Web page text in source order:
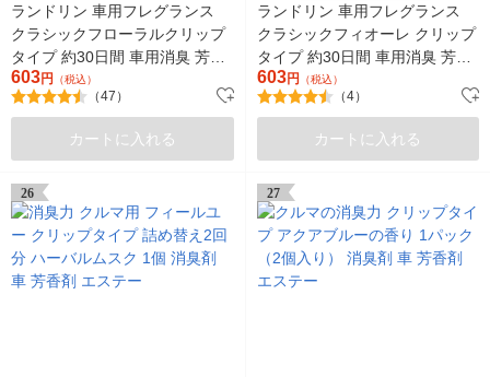
ランドリン 車用フレグランス
クラシックフローラルクリップ
タイプ 約30日間 車用消臭 芳香
剤
603円 （税込）
（47）
カートに入れる
ランドリン 車用フレグランス
クラシックフィオーレ クリップ
タイプ 約30日間 車用消臭 芳香
剤
603円 （税込）
（4）
カートに入れる
26 27